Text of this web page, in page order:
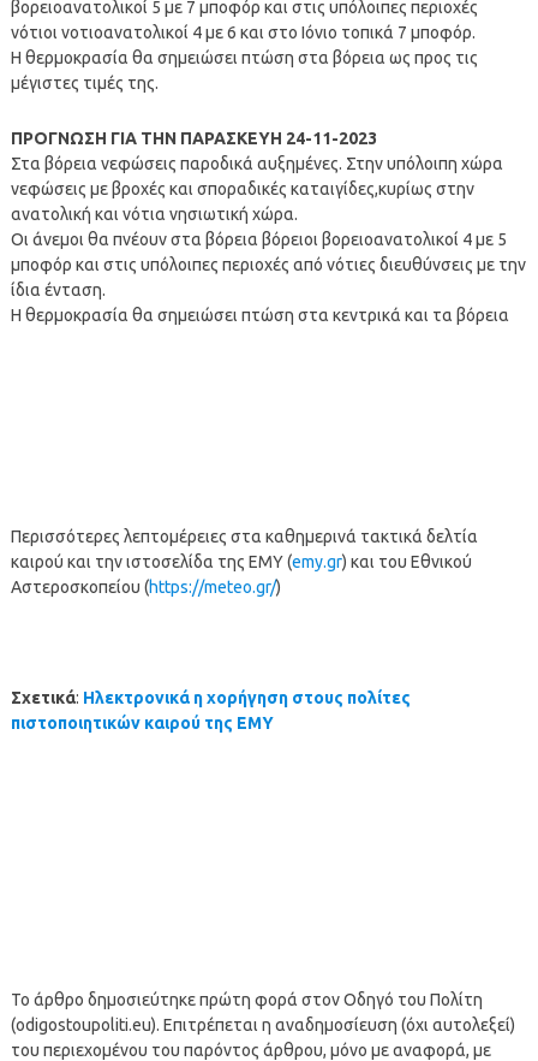
βορειοανατολικοί 5 με 7 μποφόρ και στις υπόλοιπες περιοχές
νότιοι νοτιοανατολικοί 4 με 6 και στο Ιόνιο τοπικά 7 μποφόρ.
Η θερμοκρασία θα σημειώσει πτώση στα βόρεια ως προς τις
μέγιστες τιμές της.
ΠΡΟΓΝΩΣΗ ΓΙΑ ΤΗΝ ΠΑΡΑΣΚΕΥΗ 24-11-2023
Στα βόρεια νεφώσεις παροδικά αυξημένες. Στην υπόλοιπη χώρα
νεφώσεις με βροχές και σποραδικές καταιγίδες,κυρίως στην
ανατολική και νότια νησιωτική χώρα.
Οι άνεμοι θα πνέουν στα βόρεια βόρειοι βορειοανατολικοί 4 με 5
μποφόρ και στις υπόλοιπες περιοχές από νότιες διευθύνσεις με την
ίδια ένταση.
Η θερμοκρασία θα σημειώσει πτώση στα κεντρικά και τα βόρεια
Περισσότερες λεπτομέρειες στα καθημερινά τακτικά δελτία
καιρού και την ιστοσελίδα της ΕΜΥ (emy.gr) και του Εθνικού
Αστεροσκοπείου (https://meteo.gr/)
Σχετικά: Ηλεκτρονικά η χορήγηση στους πολίτες
πιστοποιητικών καιρού της ΕΜΥ
Το άρθρο δημοσιεύτηκε πρώτη φορά στον Οδηγό του Πολίτη
(odigostoupoliti.eu). Επιτρέπεται η αναδημοσίευση (όχι αυτολεξεί)
του περιεχομένου του παρόντος άρθρου, μόνο με αναφορά, με